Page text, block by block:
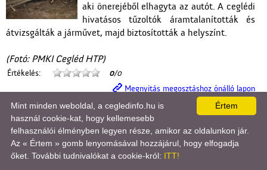
aki önerejéből elhagyta az autót. A ceglédi
hivatásos tűzoltók áramtalanították és
átvizsgálták a járművet, majd biztosították a helyszínt.
(Fotó: PMKI Cegléd HTP)
Értékelés: 0/0
Megnyitás megosztáshoz önálló lapon
Eltűnt, keresik! »
2022.02.21. 10:15 Lejár 2022.03.04. 23:59 [4662]
A Ceglédi Rendőrkapitányság eltűnt,

Értem
Mint minden weboldal, a cegledinfo.hu is
használ cookie-kat, hogy kellemesebb
felhasználói élményben legyen része, amikor az oldalunkon jár.
Az « Értem » gomb lenyomásával hozzájárul, hogy elfogadja
őket. További tudnivalókat a cookie-król: ITT!